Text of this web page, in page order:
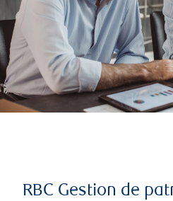
RBC Gestion de